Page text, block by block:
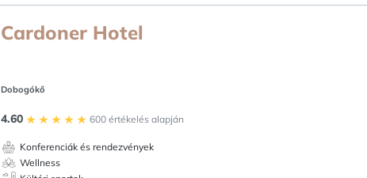
Cardoner Hotel
Dobogókő
4.60 600 értékelés alapján
Konferenciák és rendezvények
Wellness